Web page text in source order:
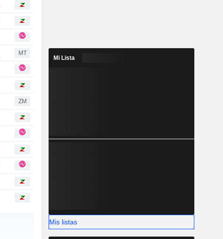
MT
ZM
Mi Lista
Mis listas